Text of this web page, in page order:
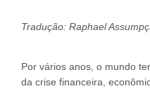
Tradução: Raphael
Por vários anos, o mundo
da crise financeira,